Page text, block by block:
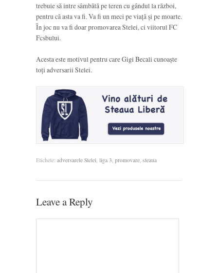
trebuie să intre sâmbătă pe teren cu gândul la război,
pentru că asta va fi. Va fi un meci pe viață și pe moarte.
În joc nu va fi doar promovarea Stelei, ci viitorul FC
Fcsbului.
Acesta este motivul pentru care Gigi Becali cunoaște
toți adversarii Stelei.
Etichete: adversarele Stelei liga 3 promovare steaua
Leave a Reply